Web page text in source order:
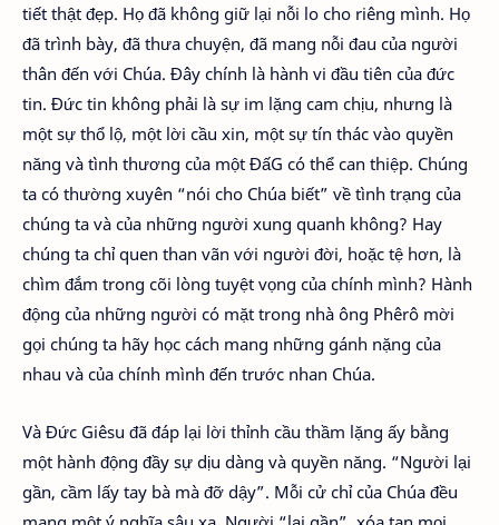
tiết thật đẹp. Họ đã không giữ lại nỗi lo cho riêng mình. Họ
đã trình bày, đã thưa chuyện, đã mang nỗi đau của người
thân đến với Chúa. Đây chính là hành vi đầu tiên của đức
tin. Đức tin không phải là sự im lặng cam chịu, nhưng là
một sự thổ lộ, một lời cầu xin, một sự tín thác vào quyền
năng và tình thương của một ĐấG có thể can thiệp. Chúng
ta có thường xuyên “nói cho Chúa biết” về tình trạng của
chúng ta và của những người xung quanh không? Hay
chúng ta chỉ quen than vãn với người đời, hoặc tệ hơn, là
chìm đắm trong cõi lòng tuyệt vọng của chính mình? Hành
động của những người có mặt trong nhà ông Phêrô mời
gọi chúng ta hãy học cách mang những gánh nặng của
nhau và của chính mình đến trước nhan Chúa.
Và Đức Giêsu đã đáp lại lời thỉnh cầu thầm lặng ấy bằng
một hành động đầy sự dịu dàng và quyền năng. “Người lại
gần, cầm lấy tay bà mà đỡ dậy”. Mỗi cử chỉ của Chúa đều